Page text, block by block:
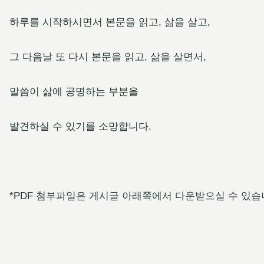
하루를 시작하시면서 본문을 읽고, 삶을 살고,
그 다음날 또 다시 본문을 읽고, 삶을 살면서,
말씀이 삶에 공명하는 부분을
발견하실 수 있기를 소망합니다.
*PDF 첨부파일은 게시글 아래쪽에서 다운받으실 수 있습